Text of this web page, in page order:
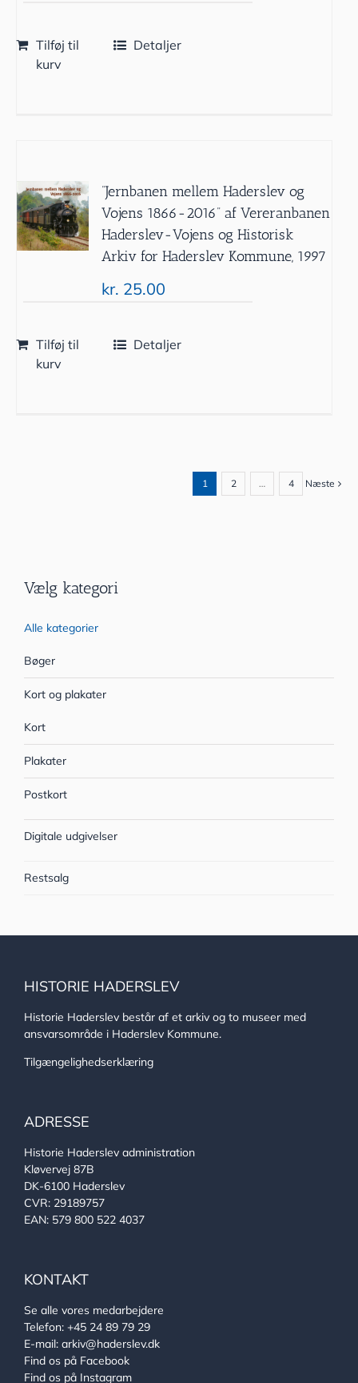
Tilføj til
kurv
Detaljer
”Jernbanen mellem Haderslev og
Vojens 1866-2016” af Vereranbanen
Haderslev-Vojens og Historisk
Arkiv for Haderslev Kommune, 1997
kr. 25.00
Tilføj til
kurv
Detaljer
1 2 … 4 Næste
Vælg kategori
Alle kategorier
Bøger
Kort og plakater
Kort
Plakater
Postkort
Digitale udgivelser
Restsalg
HISTORIE HADERSLEV
Historie Haderslev består af et arkiv og to museer med
ansvarsområde i Haderslev Kommune.
Tilgængelighedserklæring
ADRESSE
Historie Haderslev administration
Kløvervej 87B
DK-6100 Haderslev
CVR: 29189757
EAN: 579 800 522 4037
KONTAKT
Se alle vores medarbejdere
Telefon: +45 24 89 79 29
E-mail: arkiv@haderslev.dk
Find os på Facebook
Find os på Instagram